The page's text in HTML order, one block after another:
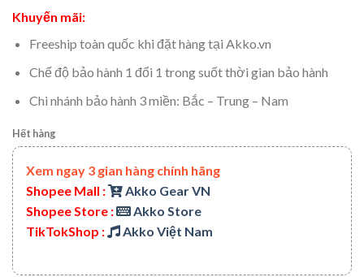
Khuyến mãi:
Freeship toàn quốc khi đặt hàng tại Akko.vn
Chế độ bảo hành 1 đổi 1 trong suốt thời gian bảo hành
Chi nhánh bảo hành 3 miền: Bắc – Trung – Nam
Hết hàng
Xem ngay 3 gian hàng chính hãng
Shopee Mall :
Akko Gear VN
Shopee Store :
Akko Store
TikTokShop :
Akko Việt Nam